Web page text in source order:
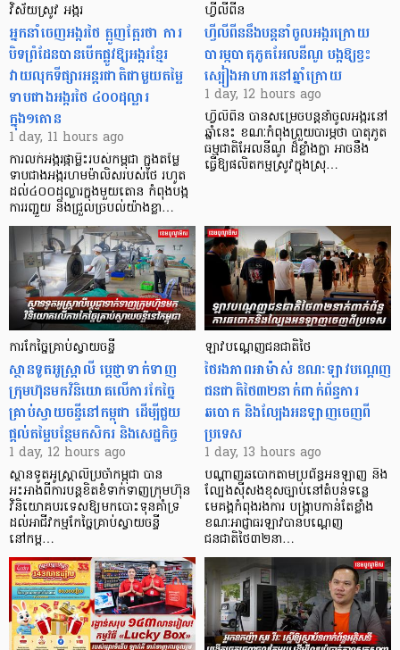
វិស័យស្រូវ អង្ករ
អ្នកនាំចេញអង្ករថៃ ត្អូញត្អែរថា ការ
បិទព្រំដែនបានបើកផ្លូវឱ្យអង្ករខ្មែរ
វាយលុកទីផ្សារអន្តរជាតិជាមួយតម្លៃ
ទាបជាងអង្ករថៃ ៤០០ដុល្លារ
ក្នុង១តោន
1 day, 11 hours ago
ការលក់អង្ករផ្កាម្លិះរបស់កម្ពុជា ក្នុងតម្លៃ
ទាបជាងអង្ករហមម៉ាលិសរបស់ថៃ រហូត
ដល់៤០០ដុល្លារក្នុងមួយតោន កំពុងបង្ក
ការរញ្ជួយ និងជ្រួលច្របល់យ៉ាងខ្លា…
ហ្វីលីពីន
ហ្វីលីពីននឹងបន្តនាំចូលអង្ករក្រោយ
បារម្ភបាតុភូតអែលនីណូ បង្កឱ្យខ្វះ
ស្បៀងអាហារនៅឆ្នាំក្រោយ
1 day, 12 hours ago
ហ្វីលីពីន បាន​សម្រេចបន្តនាំចូលអង្ករនៅ
ឆ្នាំនេះ ខណៈកំពុងព្រួយបារម្ភថា បាតុភូត
ធម្មជាតិអែលនីណូ ដ៏ខ្លាំងក្លា​ អាចនឹង
ធ្វើឱ្យផលិតកម្មស្រូវក្នុងស្រុ…
ការកែច្នៃគ្រាប់ស្វាយចន្ទី
ស្ថានទូតអូស្ត្រាលី ប្តេជ្ញាទាក់ទាញ
ក្រុមហ៊ុនមក​វិនិយោគលើការកែច្នៃ
គ្រាប់ស្វាយចន្ទីនៅកម្ពុជា ដើម្បីជួយ
ផ្តល់តម្លៃបន្ថែមកសិករ និងសេដ្ឋកិច្ច
1 day, 12 hours ago
ស្ថានទូតអូស្ត្រាលីប្រចាំកម្ពុជា បាន
អះអាងពីការបន្តខិតខំទាក់ទាញក្រុមហ៊ុន
វិនិយោគបរទេសឱ្យមកបោះទុនគាំទ្រ
ដល់អាជីវកម្មកែច្នៃគ្រាប់ស្វាយចន្ទី
នៅកម្ព…
ឡាវបណ្តេញជនជាតិថៃ
ថៃរងភាពអាម៉ាស់ ខណៈឡាវបណ្តេញ
ជនជាតិថៃ៣២នាក់ពាក់ព័ន្ធការ
ឆបោក និងល្បែងអនឡាញចេញពី
ប្រទេស
1 day, 13 hours ago
បណ្តាញឆបោកតាមប្រព័ន្ធអនឡាញ និង
ល្បែងស៊ីសងខុសច្បាប់នៅតំបន់ទន្លេ
មេគង្គកំពុងរងការ បង្ក្រាប​កាន់តែខ្លាំង
ខណៈអាជ្ញាធរឡាវបានបណ្តេញ
ជនជាតិថៃ៣២នា…